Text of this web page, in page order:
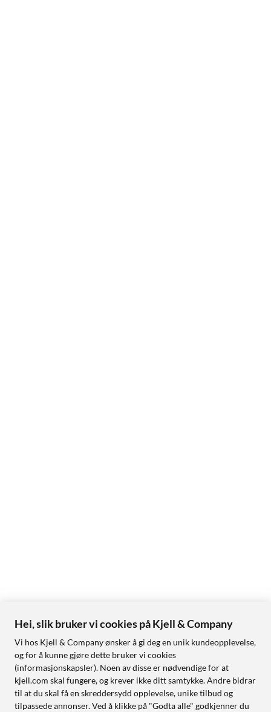
Hei, slik bruker vi cookies på Kjell & Company
Vi hos Kjell & Company ønsker å gi deg en unik kundeopplevelse,
og for å kunne gjøre dette bruker vi cookies
(informasjonskapsler). Noen av disse er nødvendige for at
kjell.com skal fungere, og krever ikke ditt samtykke. Andre bidrar
til at du skal få en skreddersydd opplevelse, unike tilbud og
tilpassede annonser. Ved å klikke på "Godta alle" godkjenner du